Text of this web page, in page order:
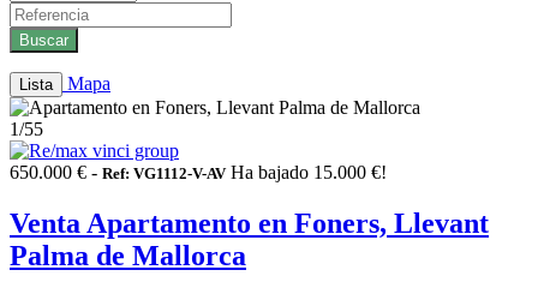
Buscar
Lista Mapa
1/55
650.000 € - Ref: VG1112-V-AVHa bajado 15.000 €!
Venta Apartamento en Foners, Llevant
Palma de Mallorca